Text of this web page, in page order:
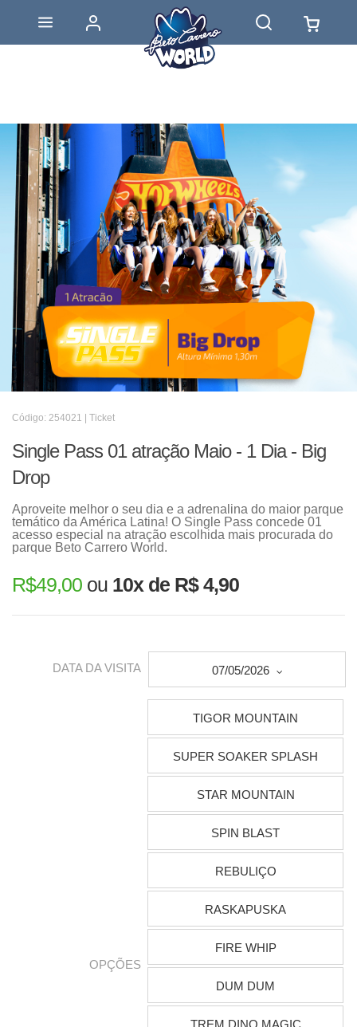
Código: 254021 | Ticket
Single Pass 01 atração Maio - 1 Dia - Big
Drop
Aproveite melhor o seu dia e a adrenalina do maior parque
temático da América Latina! O Single Pass concede 01
acesso especial na atração escolhida mais procurada do
parque Beto Carrero World.
R$49,00 ou 10x de R$ 4,90
DATA DA VISITA 07/05/2026
OPÇÕES
TIGOR MOUNTAIN
SUPER SOAKER SPLASH
STAR MOUNTAIN
SPIN BLAST
REBULIÇO
RASKAPUSKA
FIRE WHIP
DUM DUM
TREM DINO MAGIC